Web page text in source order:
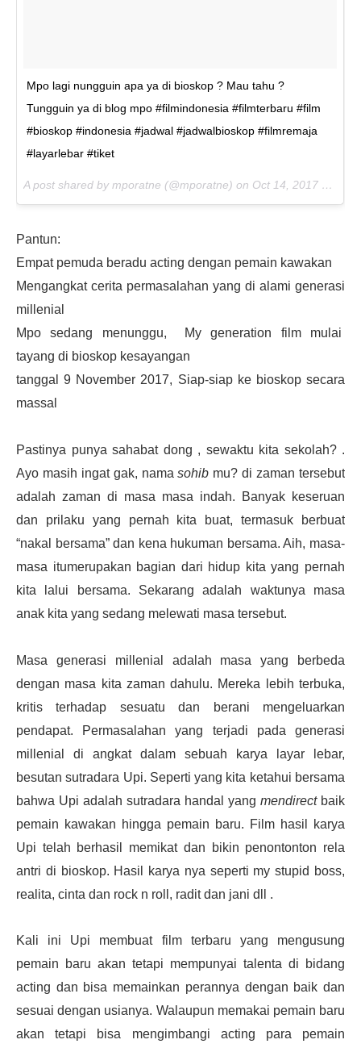
Mpo lagi nungguin apa ya di bioskop ? Mau tahu ?
Tungguin ya di blog mpo #filmindonesia #filmterbaru #film
#bioskop #indonesia #jadwal #jadwalbioskop #filmremaja
#layarlebar #tiket
A post shared by mporatne (@mporatne) on Oct 14, 2017 at 1:10am PDT
Pantun:
Empat pemuda beradu acting dengan pemain kawakan
Mengangkat cerita permasalahan yang di alami generasi
millenial
Mpo sedang menunggu, My generation film mulai
tayang di bioskop kesayangan
tanggal 9 November 2017, Siap-siap ke bioskop secara
massal
Pastinya punya sahabat dong , sewaktu kita sekolah? .
Ayo masih ingat gak, nama sohib mu? di zaman tersebut
adalah zaman di masa masa indah. Banyak keseruan
dan prilaku yang pernah kita buat, termasuk berbuat
“nakal bersama” dan kena hukuman bersama. Aih, masa-
masa itumerupakan bagian dari hidup kita yang pernah
kita lalui bersama. Sekarang adalah waktunya masa
anak kita yang sedang melewati masa tersebut.
Masa generasi millenial adalah masa yang berbeda
dengan masa kita zaman dahulu. Mereka lebih terbuka,
kritis terhadap sesuatu dan berani mengeluarkan
pendapat. Permasalahan yang terjadi pada generasi
millenial di angkat dalam sebuah karya layar lebar,
besutan sutradara Upi. Seperti yang kita ketahui bersama
bahwa Upi adalah sutradara handal yang mendirectbaik
pemain kawakan hingga pemain baru. Film hasil karya
Upi telah berhasil memikat dan bikin penontonton rela
antri di bioskop. Hasil karya nya seperti my stupid boss,
realita, cinta dan rock n roll, radit dan jani dll .
Kali ini Upi membuat film terbaru yang mengusung
pemain baru akan tetapi mempunyai talenta di bidang
acting dan bisa memainkan perannya dengan baik dan
sesuai dengan usianya. Walaupun memakai pemain baru
akan tetapi bisa mengimbangi acting para pemain